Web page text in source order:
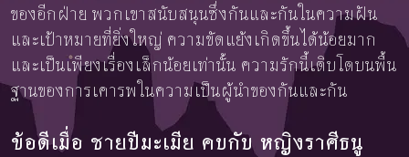
ของอีกฝ่าย พวกเขาสนับสนุนซึ่งกันและกันในความฝัน
และเป้าหมายที่ยิ่งใหญ่ ความขัดแย้งเกิดขึ้นได้น้อยมาก
และเป็นเพียงเรื่องเล็กน้อยเท่านั้น ความรักนี้เติบโตบนพื้น
ฐานของการเคารพในความเป็นผู้นำของกันและกัน
ข้อดีเมื่อ ชายปีมะเมีย คบกับ หญิงราศีธนู